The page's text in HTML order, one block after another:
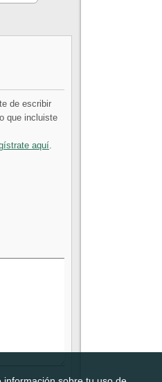
de escribir
que incluiste
aquí.